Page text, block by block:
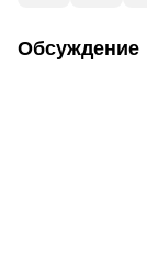
Обсуждение